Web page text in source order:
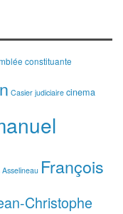
constituante
Casier judiciaire cinema
François
Christophe